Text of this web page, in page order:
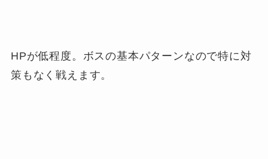
HPが低程度。ボスの基本パターンなので特に対
策もなく戦えます。